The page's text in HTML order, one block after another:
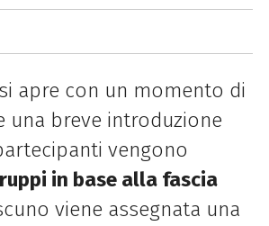
si apre con un momento di
una breve introduzione
vengono
in base alla fascia
viene assegnata una